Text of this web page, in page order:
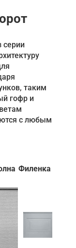
серии
таким
гофр и
с любым
Филенка